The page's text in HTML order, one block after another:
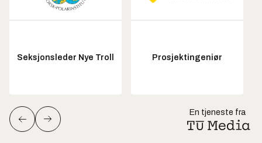
Seksjonsleder Nye Troll Prosjektingeniør
En tjeneste fra